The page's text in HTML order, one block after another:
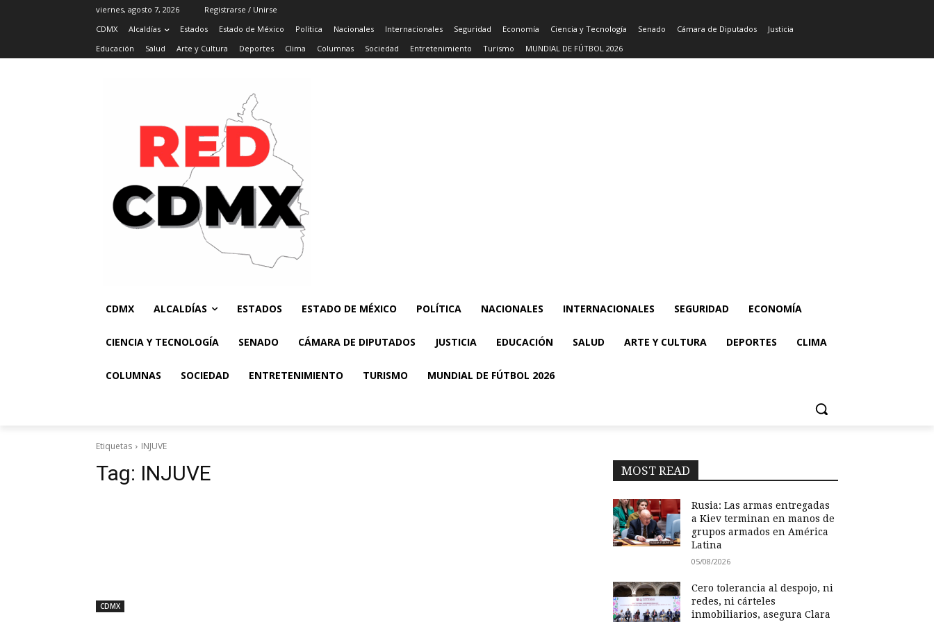
viernes, agosto 7, 2026
Registrarse / Unirse
CDMX
Alcaldías Estados Estado de México Política Nacionales Internacionales Seguridad Economía Ciencia y Tecnología Senado Cámara de Diputados
Justicia
Educación
Salud Arte y Cultura Deportes Clima Columnas Sociedad Entretenimiento Turismo MUNDIAL DE FÚTBOL 2026
CDMX ALCALDÍAS ESTADOS ESTADO DE MÉXICO POLÍTICA NACIONALES INTERNACIONALES SEGURIDAD ECONOMÍA
CIENCIA Y TECNOLOGÍA SENADO CÁMARA DE DIPUTADOS JUSTICIA EDUCACIÓN SALUD ARTE Y CULTURA DEPORTES CLIMA
COLUMNAS SOCIEDAD ENTRETENIMIENTO TURISMO MUNDIAL DE FÚTBOL 2026
Etiquetas INJUVE
Tag: INJUVE
CDMX
MOST READ
Rusia: Las armas entregadas
a Kiev terminan en manos de
grupos armados en América
Latina
05/08/2026
Cero tolerancia al despojo, ni
redes, ni cárteles
inmobiliarios, asegura Clara